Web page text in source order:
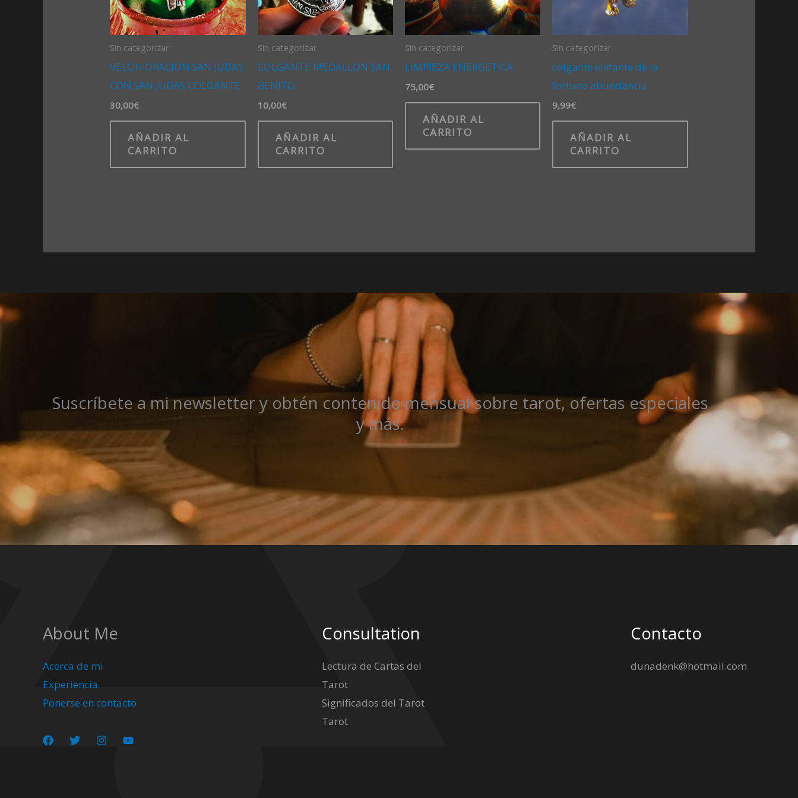
Sin categorizar
VELON ORACION SAN JUDAS
CON SAN JUDAS COLGANTE
30,00€
AÑADIR AL
CARRITO
Sin categorizar
COLGANTE MEDALLON SAN
BENITO
10,00€
AÑADIR AL
CARRITO
Sin categorizar
LIMPIEZA ENERGETICA
75,00€
AÑADIR AL
CARRITO
Sin categorizar
colgante elefante de la
fortuna abundancia
9,99€
AÑADIR AL
CARRITO
Suscríbete a mi newsletter y obtén contenido mensual sobre tarot, ofertas especiales
y más.
About Me
Acerca de mi
Experiencia
Ponerse en contacto
Consultation
Lectura de Cartas del
Tarot
Significados del Tarot
Tarot
Contacto
dunadenk@hotmail.com